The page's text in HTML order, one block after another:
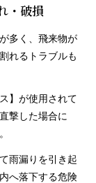
・破損
多く、飛来物が
れるトラブルも
】が使用されて
撃した場合に
雨漏りを引き起
へ落下する危険